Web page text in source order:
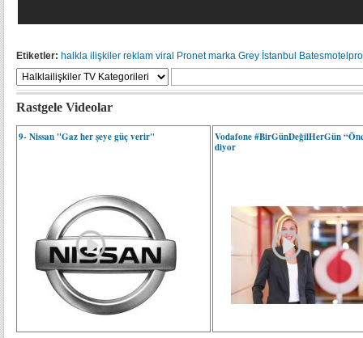
Etiketler: halkla ilişkiler reklam viral Pronet marka Grey İstanbul Batesmotelpro
Rastgele Videolar
9- Nissan "Gaz her şeye güç verir"
Vodafone #BirGünDeğilHerGün
diyor